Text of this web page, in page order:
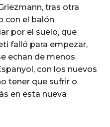
tras otra
con el balón
por el suelo, que
falló para empezar,
echan de menos
con los nuevos
tener que sufrir o
en esta nueva